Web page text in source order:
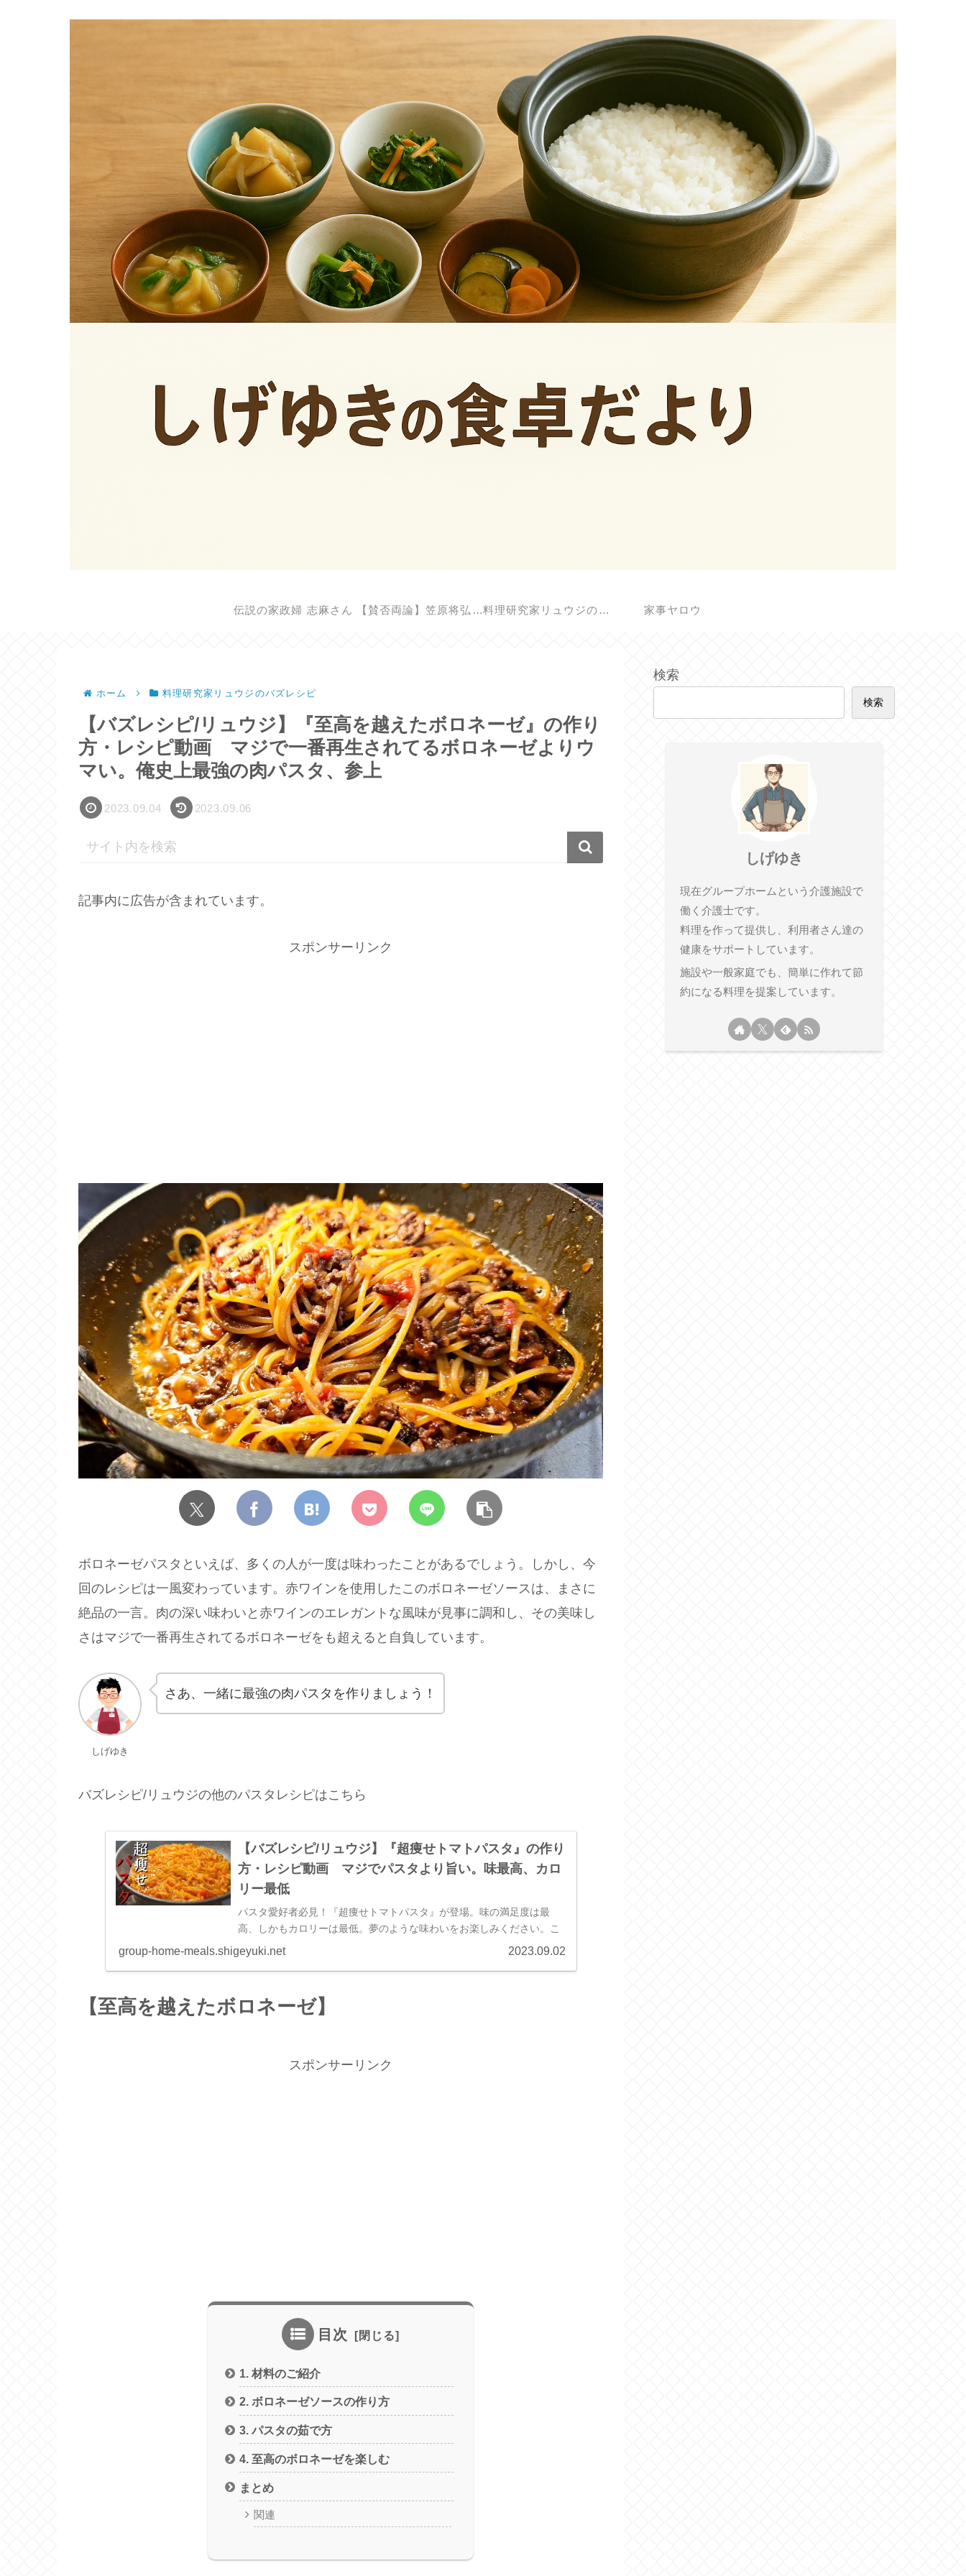
伝説の家政婦 志麻さん 【賛否両論】笠原将弘の料理のほそ道 料理研究家リュウジのバズレシピ 家事ヤロウ
ホーム 料理研究家リュウジのバズレシピ
【バズレシピ/リュウジ】『至高を越えたボロネーゼ』の作り
方・レシピ動画 マジで一番再生されてるボロネーゼよりウ
マい。俺史上最強の肉パスタ、参上
2023.09.04 2023.09.06
記事内に広告が含まれています。
スポンサーリンク
ボロネーゼパスタといえば、多くの人が一度は味わったことがあるでしょう。しかし、今
回のレシピは一風変わっています。赤ワインを使用したこのボロネーゼソースは、まさに
絶品の一言。肉の深い味わいと赤ワインのエレガントな風味が見事に調和し、その美味し
さはマジで一番再生されてるボロネーゼをも超えると自負しています。
しげゆき
さあ、一緒に最強の肉パスタを作りましょう！
バズレシピ/リュウジの他のパスタレシピはこちら
【バズレシピ/リュウジ】『超痩せトマトパスタ』の作り
方・レシピ動画 マジでパスタより旨い。味最高、カロ
リー最低
パスタ愛好者必見！『超痩せトマトパスタ』が登場。味の満足度は最
高、しかもカロリーは最低。夢のような味わいをお楽しみください。こ
の『超痩せトマトソース』は、食べてみる価値あり！今回のレシピをチ
group-home-meals.shigeyuki.net 2023.09.02
【至高を越えたボロネーゼ】
スポンサーリンク
目次
1. 材料のご紹介
2. ボロネーゼソースの作り方
3. パスタの茹で方
4. 至高のボロネーゼを楽しむ
まとめ
関連
検索
検索
しげゆき
現在グループホームという介護施設で
働く介護士です。
料理を作って提供し、利用者さん達の
健康をサポートしています。
施設や一般家庭でも、簡単に作れて節
約になる料理を提案しています。